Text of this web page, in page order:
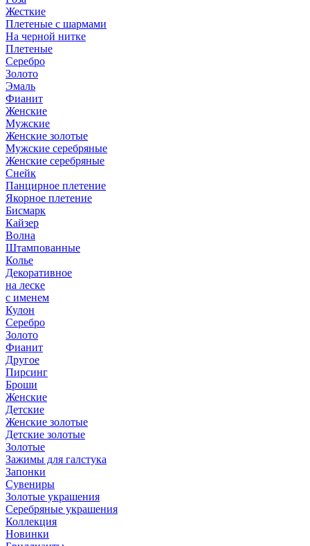
Жесткие
Плетеные с шармами
На черной нитке
Плетеные
Серебро
Золото
Эмаль
Фианит
Женские
Мужские
Женские золотые
Мужские серебряные
Женские серебряные
Снейк
Панцирное плетение
Якорное плетение
Бисмарк
Кайзер
Волна
Штампованные
Колье
Декоративное
на леске
с именем
Кулон
Серебро
Золото
Фианит
Другое
Пирсинг
Броши
Женские
Детские
Женские золотые
Детские золотые
Золотые
Зажимы для галстука
Запонки
Сувениры
Золотые украшения
Серебряные украшения
Коллекция
Новинки